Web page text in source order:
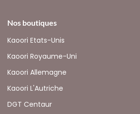
Nos boutiques
Kaoori Etats-Unis
Kaoori Royaume-Uni
Kaoori Allemagne
Kaoori L'Autriche
DGT Centaur